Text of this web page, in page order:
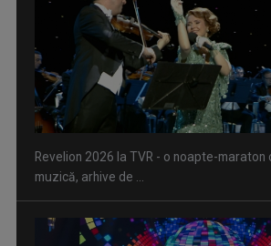
Revelion 2026 la TVR - o noapte-maraton
muzică, arhive de ...